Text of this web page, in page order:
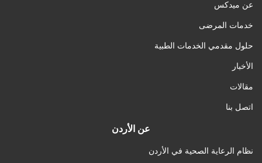
عن ميدكس
خدمات المرضى
حلول مقدمي الخدمات الطبية
الأخبار
مقالات
اتصل بنا
عن الأردن
نظام الرعاية الصحية في الأردن